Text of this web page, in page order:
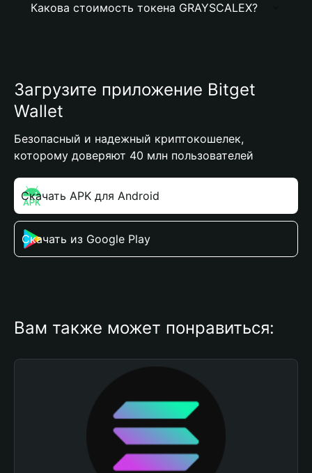
Какова стоимость токена GRAYSCALEX?
Загрузите приложение Bitget
Wallet
Безопасный и надежный криптокошелек,
которому доверяют 40 млн пользователей
Скачать APK для Android
Скачать из Google Play
Вам также может понравиться: